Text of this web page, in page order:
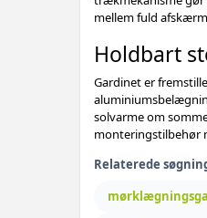
mellem fuld
Holdbart
Gardinet er
solvarme om
monteringstilbehør
Relaterede